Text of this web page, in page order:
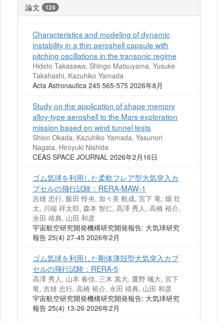
論文 124
Characteristics and modeling of dynamic
instability in a thin aeroshell capsule with
pitching oscillations in the transonic regime
Hideto Takasawa, Shingo Matsuyama, Yusuke
Takahashi, Kazuhiko Yamada
Acta Astronautica 245 565-575 2026年8月
Study on the application of shape memory
alloy-type aeroshell to the Mars exploration
mission based on wind tunnel tests
Shion Okada, Kazuhiko Yamada, Yasunori
Nagata, Hiroyuki Nishida
CEAS SPACE JOURNAL 2026年2月16日
ゴム気球を利用した柔軟フレア型大気突入カ
プセルの飛行試験：RERA-MAW-1
吉雄 忠行, 飯田 怜央, 加々美 航成, 宮下 竜, 畑 壮
太, 川端 祥太郎, 森本 智仁, 高澤 秀人, 高橋 裕介,
永田 靖典, 山田 和彦
宇宙航空研究開発機構研究開発報告: 大気球研究
報告 25(4) 27-45 2026年2月
ゴム気球を利用した剛体薄殻型大気突入カプ
セルの飛行試験：RERA-5
高澤 秀人, 山本 春佳, 三木 嵩大, 鷹野 颯大, 宮下
竜, 吉雄 忠行, 高橋 裕介, 永田 靖典, 山田 和彦
宇宙航空研究開発機構研究開発報告: 大気球研究
報告 25(4) 13-26 2026年2月